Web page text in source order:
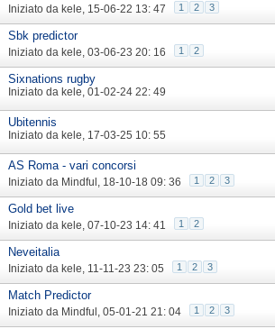
Iniziato da kele‎, 15-06-22 13: 47 1 2 3
Sbk predictor
Iniziato da kele‎, 03-06-23 20: 16 1 2
Sixnations rugby
Iniziato da kele‎, 01-02-24 22: 49
Ubitennis
Iniziato da kele‎, 17-03-25 10: 55
AS Roma - vari concorsi
Iniziato da Mindful‎, 18-10-18 09: 36 1 2 3
Gold bet live
Iniziato da kele‎, 07-10-23 14: 41 1 2
Neveitalia
Iniziato da kele‎, 11-11-23 23: 05 1 2 3
Match Predictor
Iniziato da Mindful‎, 05-01-21 21: 04 1 2 3